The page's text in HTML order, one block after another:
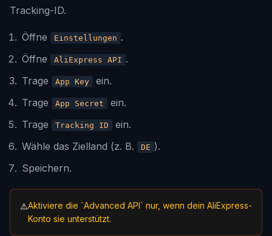
Tracking-ID.
Öffne Einstellungen .
Öffne
AliExpress API .
Trage
App Key
ein.
Trage
App Secret
ein.
Trage
Tracking ID
ein.
Wähle das Zielland (z. B.
DE ).
Speichern.
⚠️Aktiviere die `Advanced API` nur, wenn dein AliExpress-
Konto sie unterstützt.